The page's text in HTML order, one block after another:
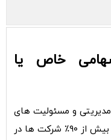
خاص یا
مدیریتی و مسئولیت های
مالی شما تاثیر مستقیم دارد. در ایران، بیش از ۹۰٪ شرکت ها در